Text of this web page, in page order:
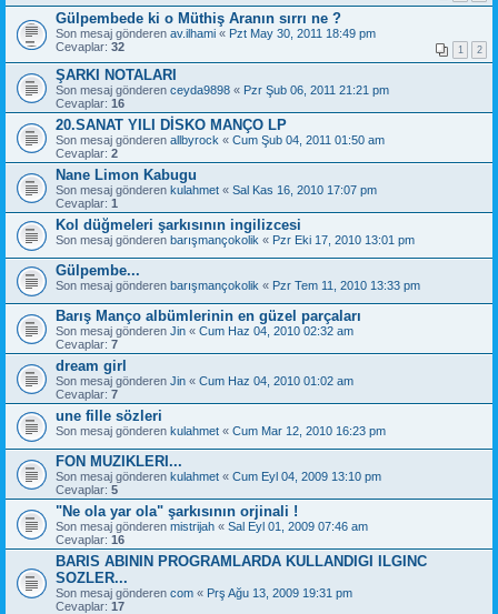
Gülpembede ki o Müthiş Aranın sırrı ne ?
Son mesaj gönderen av.ilhami « Pzt May 30, 2011 18:49 pm
Cevaplar: 32 1 2
ŞARKI NOTALARI
Son mesaj gönderen ceyda9898 « Pzr Şub 06, 2011 21:21 pm
Cevaplar: 16
20.SANAT YILI DİSKO MANÇO LP
Son mesaj gönderen allbyrock « Cum Şub 04, 2011 01:50 am
Cevaplar: 2
Nane Limon Kabugu
Son mesaj gönderen kulahmet « Sal Kas 16, 2010 17:07 pm
Cevaplar: 1
Kol düğmeleri şarkısının ingilizcesi
Son mesaj gönderen barışmançokolik « Pzr Eki 17, 2010 13:01 pm
Gülpembe...
Son mesaj gönderen barışmançokolik « Pzr Tem 11, 2010 13:33 pm
Barış Manço albümlerinin en güzel parçaları
Son mesaj gönderen Jin « Cum Haz 04, 2010 02:32 am
Cevaplar: 7
dream girl
Son mesaj gönderen Jin « Cum Haz 04, 2010 01:02 am
Cevaplar: 7
une fille sözleri
Son mesaj gönderen kulahmet « Cum Mar 12, 2010 16:23 pm
FON MUZIKLERI...
Son mesaj gönderen kulahmet « Cum Eyl 04, 2009 13:10 pm
Cevaplar: 5
"Ne ola yar ola" şarkısının orjinali !
Son mesaj gönderen mistrijah « Sal Eyl 01, 2009 07:46 am
Cevaplar: 16
BARIS ABININ PROGRAMLARDA KULLANDIGI ILGINC
SOZLER...
Son mesaj gönderen com « Prş Ağu 13, 2009 19:31 pm
Cevaplar: 17